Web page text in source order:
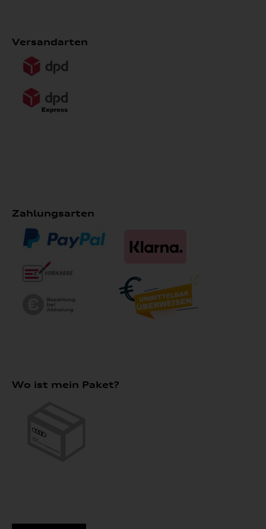
Versandarten
Zahlungsarten
Wo ist mein Paket?